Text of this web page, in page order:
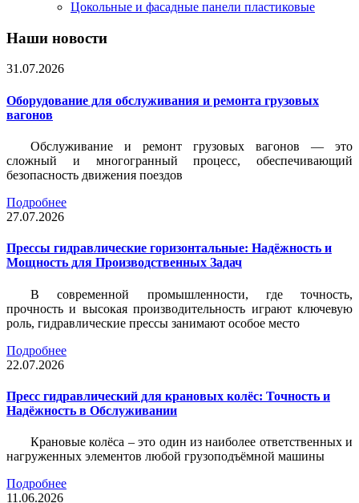
Цокольные и фасадные панели пластиковые
Наши новости
31.07.2026
Оборудование для обслуживания и ремонта грузовых
вагонов
Обслуживание и ремонт грузовых вагонов — это
сложный и многогранный процесс, обеспечивающий
безопасность движения поездов
Подробнее
27.07.2026
Прессы гидравлические горизонтальные: Надёжность и
Мощность для Производственных Задач
В современной промышленности, где точность,
прочность и высокая производительность играют ключевую
роль, гидравлические прессы занимают особое место
Подробнее
22.07.2026
Пресс гидравлический для крановых колёс: Точность и
Надёжность в Обслуживании
Крановые колёса – это один из наиболее ответственных и
нагруженных элементов любой грузоподъёмной машины
Подробнее
11.06.2026